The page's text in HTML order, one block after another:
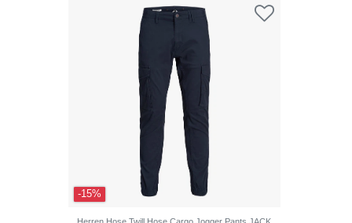
-15%
Herren Hose Twill Hose Cargo Jogger Pants JACK